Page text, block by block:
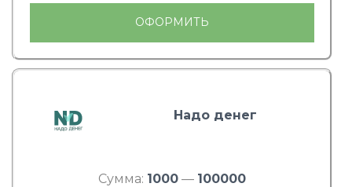
ОФОРМИТЬ
Надо денег
Сумма: 1000 — 100000